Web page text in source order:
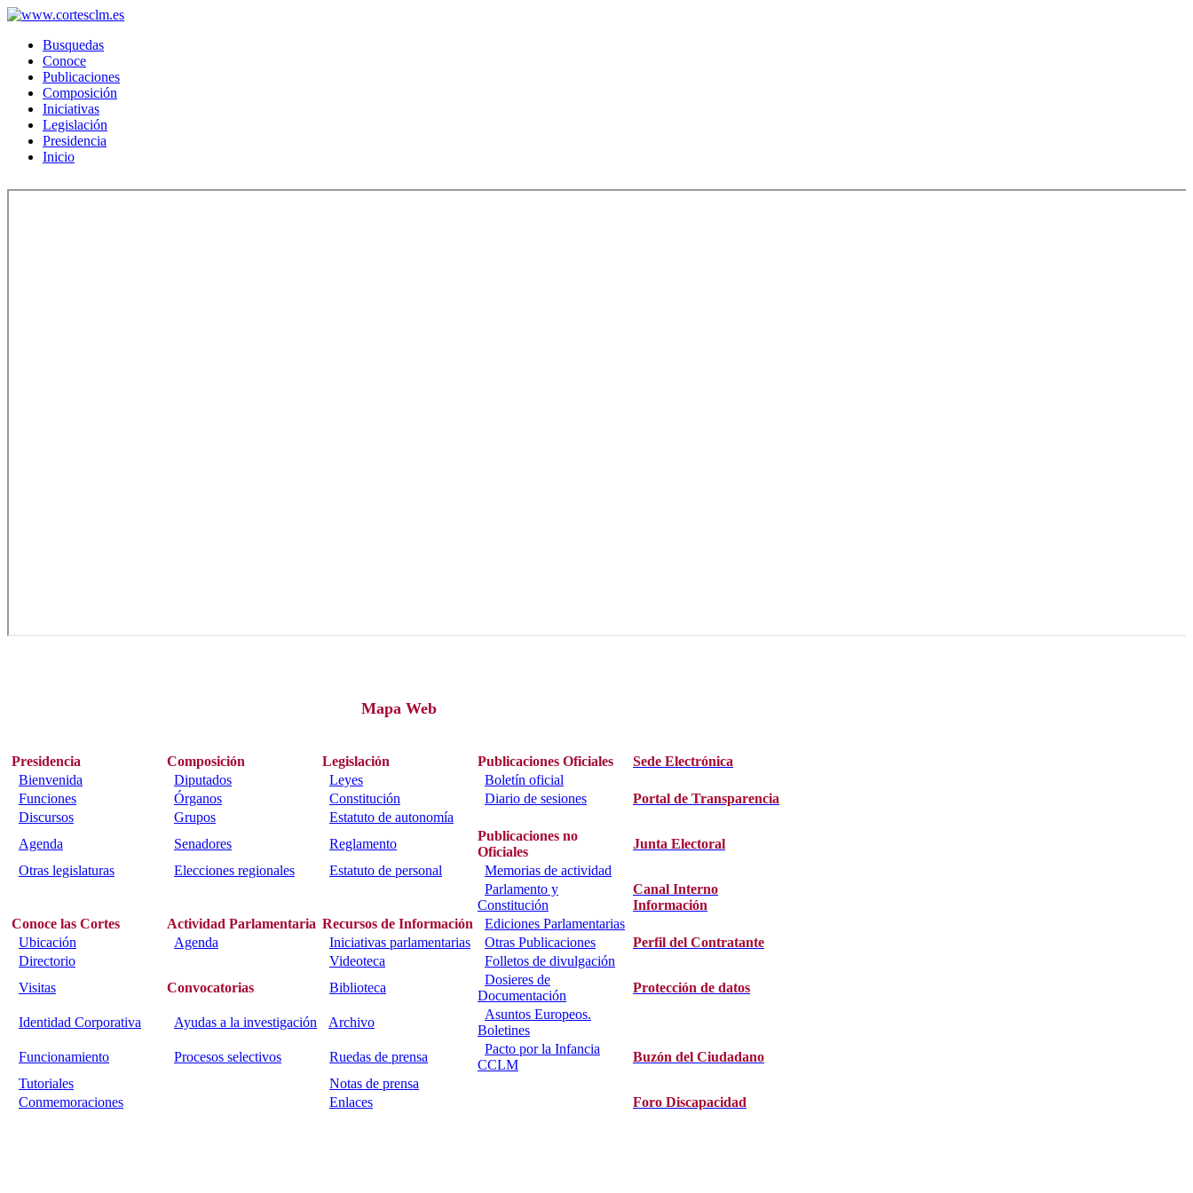
Busquedas
Conoce
Publicaciones
Composición
Iniciativas
Legislación
Presidencia
Inicio
Mapa Web
Presidencia Composición Legislación Publicaciones Oficiales
Sede Electrónica
Bienvenida
Diputados Leyes
Boletín oficial
Funciones
Órganos Constitución Diario de sesiones
Portal de Transparencia
Discursos
Grupos
Estatuto de autonomía
Agenda
Senadores Reglamento
Publicaciones no
Oficiales
Junta Electoral
Otras legislaturas
Elecciones regionales Estatuto de personal
Memorias de actividad
Parlamento y
Constitución
Canal Interno
Información
Conoce las Cortes
Actividad Parlamentaria Recursos de Información
Ediciones Parlamentarias
Ubicación
Agenda Iniciativas parlamentarias Otras Publicaciones
Perfil del Contratante
Directorio
Videoteca
Folletos de divulgación
Visitas
Convocatorias Biblioteca
Dosieres de
Documentación
Protección de datos
Identidad Corporativa Ayudas a la investigación Archivo
Asuntos Europeos.
Boletines
Funcionamiento
Procesos selectivos Ruedas de prensa
Pacto por la Infancia
CCLM
Buzón del Ciudadano
Tutoriales
Notas de prensa
Conmemoraciones
Enlaces Foro Discapacidad